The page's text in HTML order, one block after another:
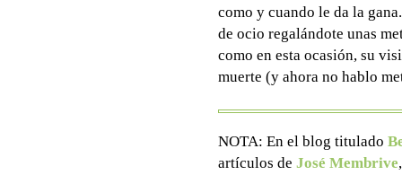
como y cuando le da la
de ocio regalándote unas
como en esta ocasión, su
muerte (y ahora no hablo
NOTA: En el blog titulado
artículos de José Membrive